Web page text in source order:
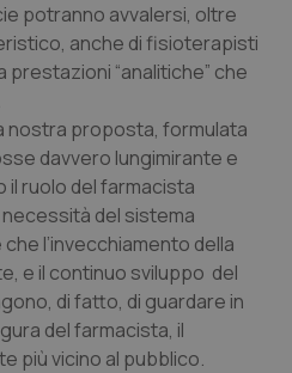
di Trento
Rettocolite Ulcerosa
neurodegenerative
potranno avvalersi, oltre
anche di fisioterapisti
“analitiche” che
nostra proposta, formulata
davvero lungimirante e
ruolo del farmacista
del sistema
l’invecchiamento della
e il continuo sviluppo del
di fatto, di guardare in
del farmacista, il
più vicino al pubblico.